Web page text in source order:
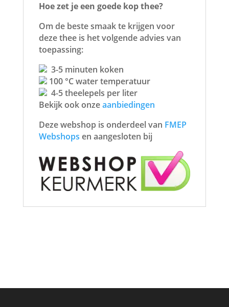
Hoe zet je een goede kop thee?
Om de beste smaak te krijgen voor
deze thee is het volgende advies van
toepassing:
3-5 minuten koken
100 °C water temperatuur
4-5 theelepels per liter
Bekijk ook onzeaanbiedingen
Deze webshop is onderdeel van FMEP
Webshops en aangesloten bij